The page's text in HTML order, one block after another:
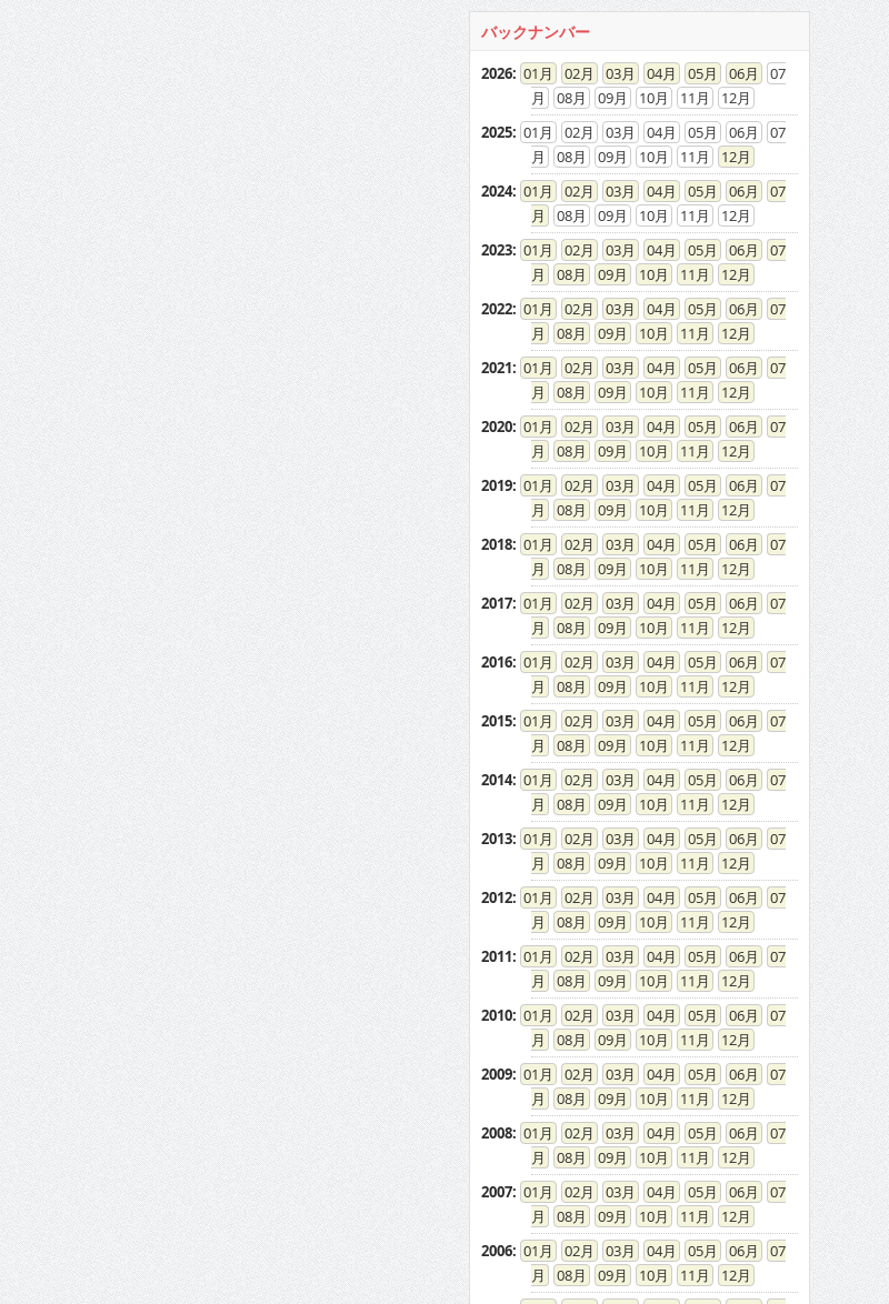
バックナンバー
2026: 01 02 03 04 05 06
07
08
09 10 11
12
2025: 01 02 03 04 05 06
07
08
09 10 11
12
2024: 01 02 03 04 05 06
07
08
09 10 11
12
2023: 01 02 03 04 05 06
07
08
09 10 11
12
2022: 01 02 03 04 05 06
07
08
09 10 11
12
2021: 01 02 03 04 05 06
07
08
09 10 11
12
2020: 01 02 03 04 05 06
07
08
09 10 11
12
2019: 01 02 03 04 05 06
07
08
09 10 11
12
2018: 01 02 03 04 05 06
07
08
09 10 11
12
2017: 01 02 03 04 05 06
07
08
09 10 11
12
2016: 01 02 03 04 05 06
07
08
09 10 11
12
2015: 01 02 03 04 05 06
07
08
09 10 11
12
2014: 01 02 03 04 05 06
07
08
09 10 11
12
2013: 01 02 03 04 05 06
07
08
09 10 11
12
2012: 01 02 03 04 05 06
07
08
09 10 11
12
2011: 01 02 03 04 05 06
07
08
09 10 11
12
2010: 01 02 03 04 05 06
07
08
09 10 11
12
2009: 01 02 03 04 05 06
07
08
09 10 11
12
2008: 01 02 03 04 05 06
07
08
09 10 11
12
2007: 01 02 03 04 05 06
07
08
09 10 11
12
2006: 01 02 03 04 05 06
07
08
09 10 11
12